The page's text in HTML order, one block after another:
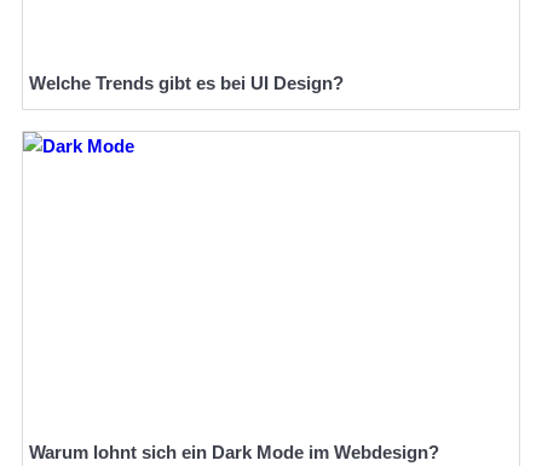
Welche Trends gibt es bei UI Design?
Warum lohnt sich ein Dark Mode im Webdesign?